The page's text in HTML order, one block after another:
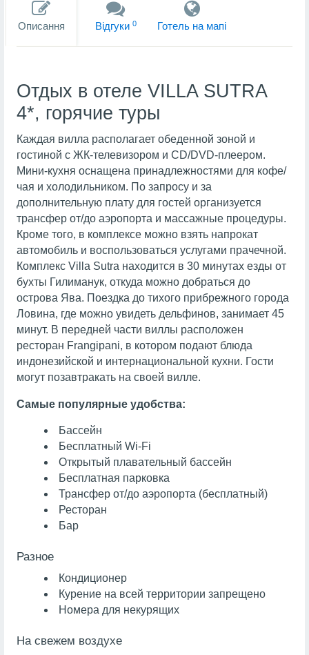
Описання Вiдгуки 0 Готель на мапi
Отдых в отеле VILLA SUTRA
4*, горячие туры
Каждая вилла располагает обеденной зоной и
гостиной с ЖК-телевизором и CD/DVD-плеером.
Мини-кухня оснащена принадлежностями для кофе/
чая и холодильником. По запросу и за
дополнительную плату для гостей организуется
трансфер от/до аэропорта и массажные процедуры.
Кроме того, в комплексе можно взять напрокат
автомобиль и воспользоваться услугами прачечной.
Комплекс Villa Sutra находится в 30 минутах езды от
бухты Гилиманук, откуда можно добраться до
острова Ява. Поездка до тихого прибрежного города
Ловина, где можно увидеть дельфинов, занимает 45
минут. В передней части виллы расположен
ресторан Frangipani, в котором подают блюда
индонезийской и интернациональной кухни. Гости
могут позавтракать на своей вилле.
Самые популярные удобства:
Бассейн
Бесплатный Wi-Fi
Открытый плавательный бассейн
Бесплатная парковка
Трансфер от/до аэропорта (бесплатный)
Ресторан
Бар
Разное
Кондиционер
Курение на всей территории запрещено
Номера для некурящих
На свежем воздухе